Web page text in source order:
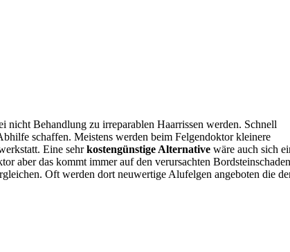
nicht Behandlung zu irreparablen Haarrissen werden. Schnell
schaffen. Meistens werden beim Felgendoktor kleinere
Eine sehrkostengünstige Alternative wäre auch sich
aber das kommt immer auf den verursachten
Oft werden dort neuwertige Alufelgen angeboten die